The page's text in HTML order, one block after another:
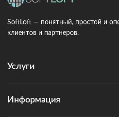
SoftLoft — понятный, простой и
клиентов и партнеров.
Услуги
Информация